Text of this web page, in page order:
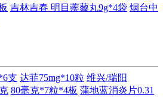
吉林吉春 明目蒺藜丸9g*4袋 烟台中
支 达菲75mg*10粒 维兴/瑞阳
80毫克*7粒*4板 蒲地蓝消炎片0.31